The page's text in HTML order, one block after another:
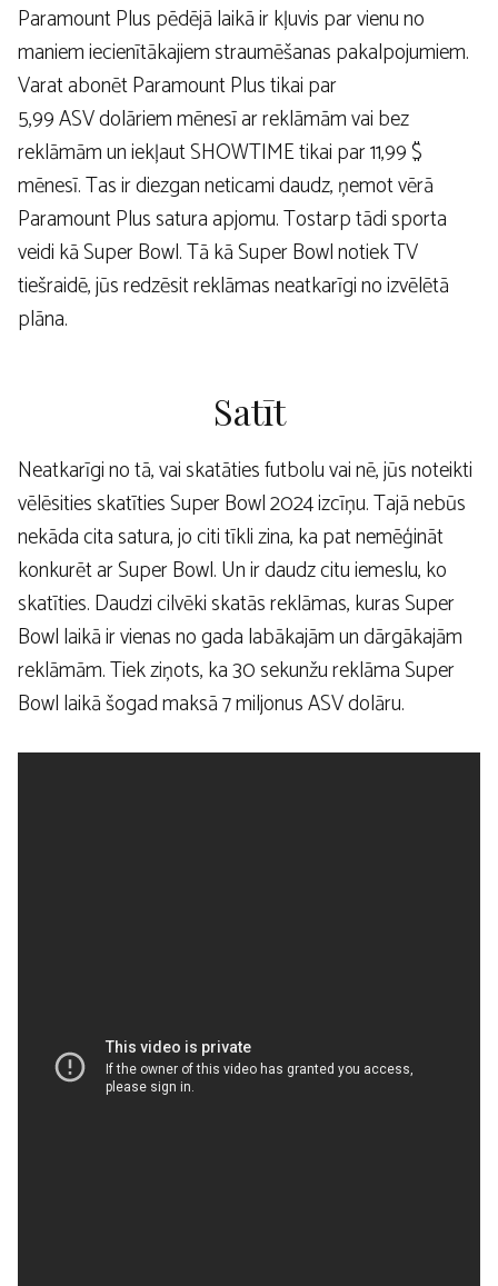
Paramount Plus pēdējā laikā ir kļuvis par vienu no
maniem iecienītākajiem straumēšanas pakalpojumiem.
Varat abonēt Paramount Plus tikai par
5,99 ASV dolāriem mēnesī ar reklāmām vai bez
reklāmām un iekļaut SHOWTIME tikai par 11,99 $
mēnesī. Tas ir diezgan neticami daudz, ņemot vērā
Paramount Plus satura apjomu. Tostarp tādi sporta
veidi kā Super Bowl. Tā kā Super Bowl notiek TV
tiešraidē, jūs redzēsit reklāmas neatkarīgi no izvēlētā
plāna.
Satīt
Neatkarīgi no tā, vai skatāties futbolu vai nē, jūs noteikti
vēlēsities skatīties Super Bowl 2024 izcīņu. Tajā nebūs
nekāda cita satura, jo citi tīkli zina, ka pat nemēģināt
konkurēt ar Super Bowl. Un ir daudz citu iemeslu, ko
skatīties. Daudzi cilvēki skatās reklāmas, kuras Super
Bowl laikā ir vienas no gada labākajām un dārgākajām
reklāmām. Tiek ziņots, ka 30 sekunžu reklāma Super
Bowl laikā šogad maksā 7 miljonus ASV dolāru.